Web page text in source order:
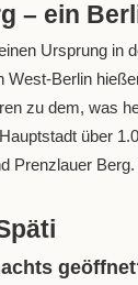
– ein
Ursprung in
Berlin
zu dem, was
über
Prenzlauer